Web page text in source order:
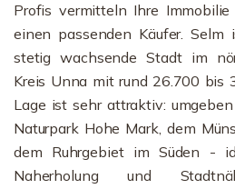
Profis vermitteln Ihre
einen passenden Käufer.
stetig wachsende Stadt im
Kreis Unna mit rund 26.700 bis
Lage ist sehr attraktiv:
Naturpark Hohe Mark, dem
dem Ruhrgebiet im Süden -
Naherholung und